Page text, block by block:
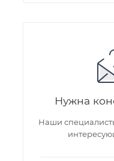
Нужна
Наши